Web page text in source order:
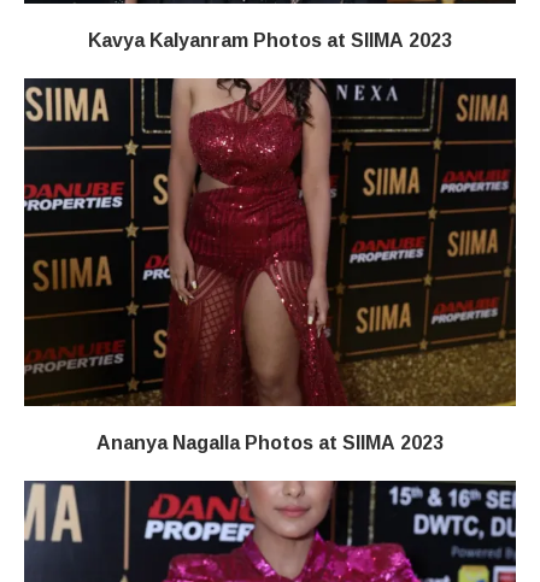
Kavya Kalyanram Photos at SIIMA 2023
Ananya Nagalla Photos at SIIMA 2023